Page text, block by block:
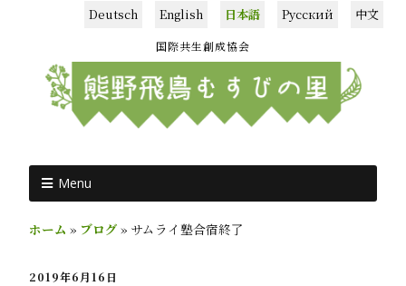
Deutsch English 日本語 Русский 中文
国際共生創成協会
Menu
ホーム » ブログ » サムライ塾合宿終了
2019年6月16日